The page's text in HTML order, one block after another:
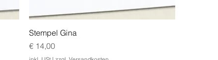
Stempel Gina
Preis
€ 14,00